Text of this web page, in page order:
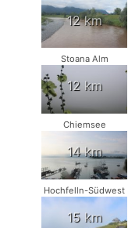
12 km
Stoana Alm
12 km
Chiemsee
14 km
Hochfelln-Südwest
15 km